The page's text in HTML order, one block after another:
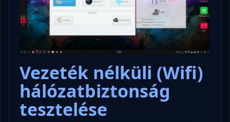
Vezeték nélküli (Wifi)
hálózatbiztonság
tesztelése